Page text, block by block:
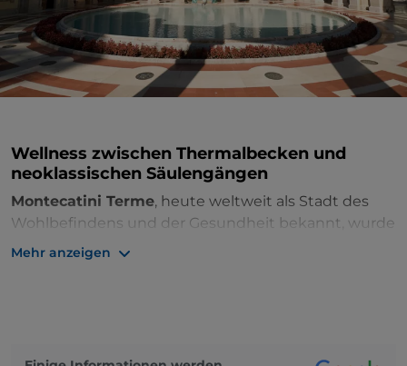
Wellness zwischen Thermalbecken und
neoklassischen Säulengängen
Montecatini Terme, heute weltweit als Stadt des
Wohlbefindens und der Gesundheit bekannt, wurde
auf einem Grundwasserspiegel von weniger als
Mehr anzeigen